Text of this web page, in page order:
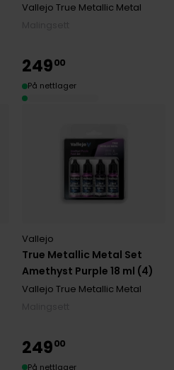
Vallejo True Metallic Metal
True Metallic Metal Set
Amethyst Purple 18 ml (4)
Vallejo
Vallejo True Metallic Metal
24900
På nettlager
24900
På nettlager